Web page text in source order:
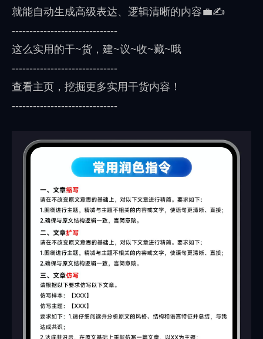
就能自动生成高级表达、逻辑清晰的内容💼✍️
------------------------------
这么实用的干~货，建~议~收~藏~哦
------------------------------
查看主页，挖掘更多实用干货内容！
------------------------------